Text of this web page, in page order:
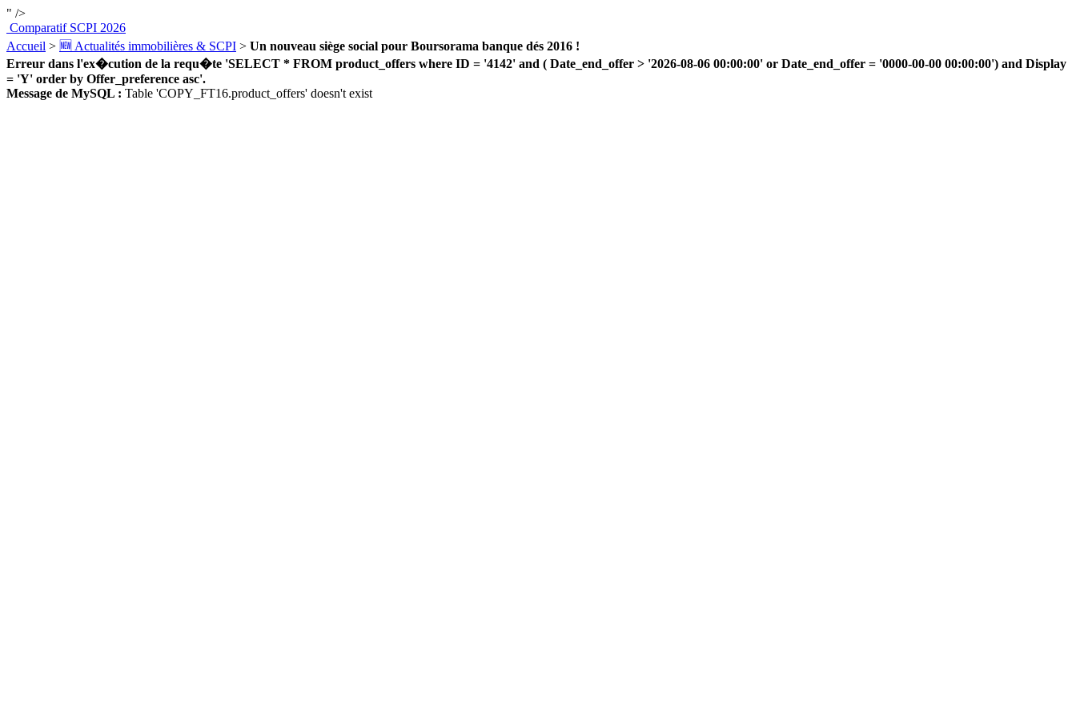
" />
Comparatif SCPI 2026
Accueil > 🆕 Actualités immobilières & SCPI > Un nouveau siège social pour Boursorama banque dés 2016 !
Erreur dans l'ex�cution de la requ�te 'SELECT * FROM product_offers where ID = '4142' and ( Date_end_offer > '2026-08-06 00:00:00' or Date_end_offer = '0000-00-00 00:00:00') and Display
= 'Y' order by Offer_preference asc'.
Message de MySQL : Table 'COPY_FT16.product_offers' doesn't exist